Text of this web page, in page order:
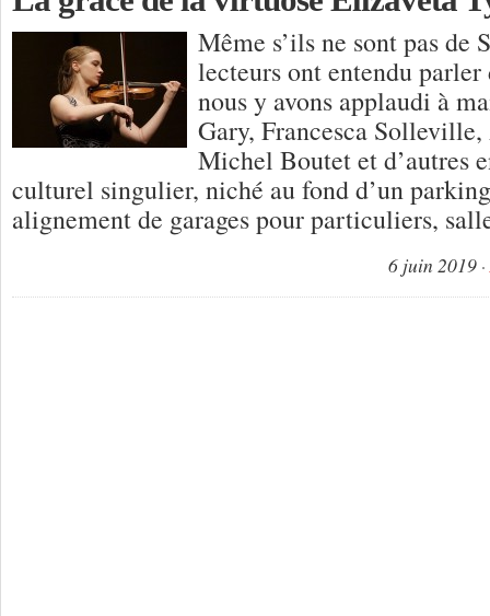
Même s’ils ne sont pas de
lecteurs ont entendu
nous y avons applaudi à
Gary, Francesca
Michel Boutet et d’autres
culturel singulier, niché au fond d’un
alignement de garages pour particuliers,
6 juin 2019